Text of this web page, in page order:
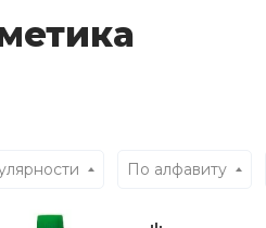
По алфавиту